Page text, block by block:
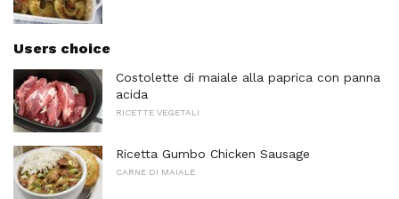
Users choice
Costolette di maiale alla paprica con panna
acida
RICETTE VEGETALI
Ricetta Gumbo Chicken Sausage
CARNE DI MAIALE